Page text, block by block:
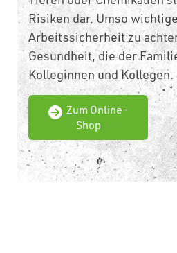
Risiken dar. Umso
Arbeitssicherheit zu
Gesundheit, die der
Kolleginnen und Kollegen.
Zum Online-
Shop